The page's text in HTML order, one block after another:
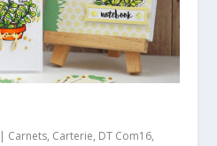
| Carnets, Carterie, DT Com16,